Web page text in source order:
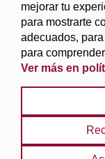
mejorar tu
para mostrarte
adecuados,
para
Ver más en
Aviso legal y
Protección